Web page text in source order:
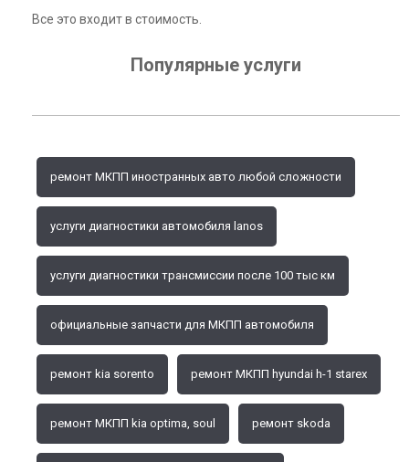
Все это входит в стоимость.
Популярные услуги
ремонт МКПП иностранных авто любой сложности
услуги диагностики автомобиля lanos
услуги диагностики трансмиссии после 100 тыс км
официальные запчасти для МКПП автомобиля
ремонт kia sorento ремонт МКПП hyundai h-1 starex
ремонт МКПП kia optima, soul ремонт skoda